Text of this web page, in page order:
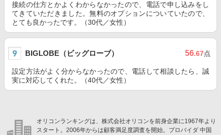
接続の仕方とかよくわからなかったので、電話で申し込みをし
てきていただきました。無料のオプションについていたので、
とても良かったです。（30代／女性）
BIGLOBE（ビッグローブ） 56.67点
設定方法がよく分からなかったので、電話して相談したら、誠
実に対応してくれた。（40代／女性）
オリコンランキングは、株式会社オリコンを前身企業に1967年より
スタート。2006年からは顧客満足度調査を開始。プロバイダ 中国